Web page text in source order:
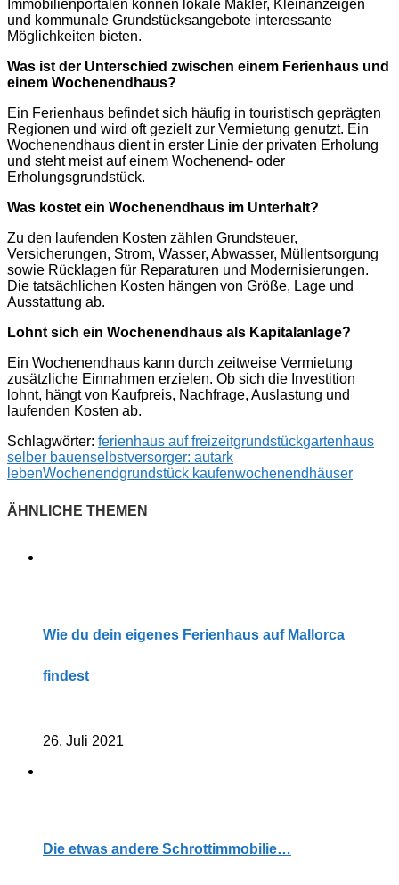
Immobilienportalen können lokale Makler, Kleinanzeigen
und kommunale Grundstücksangebote interessante
Möglichkeiten bieten.
Was ist der Unterschied zwischen einem Ferienhaus und
einem Wochenendhaus?
Ein Ferienhaus befindet sich häufig in touristisch geprägten
Regionen und wird oft gezielt zur Vermietung genutzt. Ein
Wochenendhaus dient in erster Linie der privaten Erholung
und steht meist auf einem Wochenend- oder
Erholungsgrundstück.
Was kostet ein Wochenendhaus im Unterhalt?
Zu den laufenden Kosten zählen Grundsteuer,
Versicherungen, Strom, Wasser, Abwasser, Müllentsorgung
sowie Rücklagen für Reparaturen und Modernisierungen.
Die tatsächlichen Kosten hängen von Größe, Lage und
Ausstattung ab.
Lohnt sich ein Wochenendhaus als Kapitalanlage?
Ein Wochenendhaus kann durch zeitweise Vermietung
zusätzliche Einnahmen erzielen. Ob sich die Investition
lohnt, hängt von Kaufpreis, Nachfrage, Auslastung und
laufenden Kosten ab.
Schlagwörter: ferienhaus auf freizeitgrundstückgartenhaus
selber bauenselbstversorger: autark
lebenWochenendgrundstück kaufenwochenendhäuser
Wie du dein eigenes Ferienhaus auf Mallorca
findest
26. Juli 2021
Die etwas andere Schrottimmobilie…